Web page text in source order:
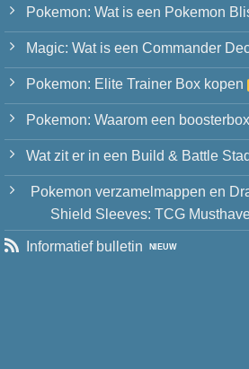
Pokemon: Wat is een Pokemon
Magic: Wat is een Commander
Pokemon: Elite Trainer Box kopen
Pokemon: Waarom een
Wat zit er in een Build & Battle
Pokemon verzamelmappen en
Shield Sleeves: TCG
Informatief bulletin